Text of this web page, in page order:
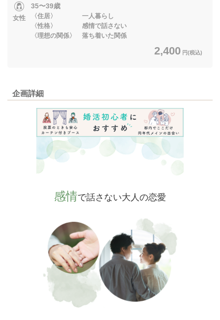
女性
35〜39歳
〈住居〉 一人暮らし
〈性格〉 感情で話さない
〈理想の関係〉 落ち着いた関係
2,400 円(税込)
企画詳細
感情で話さない大人の恋愛